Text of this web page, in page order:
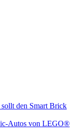
den Smart Brick
Autos von LEGO®